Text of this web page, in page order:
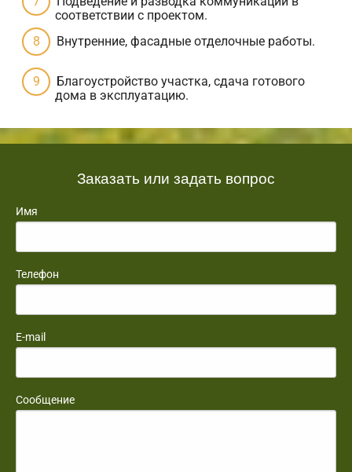
соответствии с проектом.
Внутренние, фасадные отделочные работы.
Благоустройство участка, сдача готового
дома в эксплуатацию.
Заказать или задать вопрос
Имя
Телефон
E-mail
Сообщение